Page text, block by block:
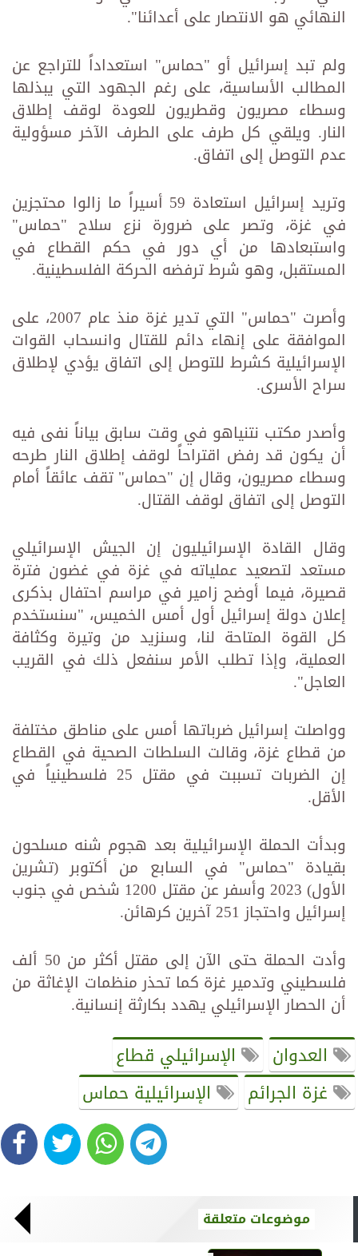
النهائي هو الانتصار على أعدائنا".
ولم تبد إسرائيل أو "حماس" استعداداً للتراجع عن
المطالب الأساسية، على رغم الجهود التي يبذلها
وسطاء مصريون وقطريون للعودة لوقف إطلاق
النار. ويلقي كل طرف على الطرف الآخر مسؤولية
عدم التوصل إلى اتفاق.
وتريد إسرائيل استعادة 59 أسيراً ما زالوا محتجزين
في غزة، وتصر على ضرورة نزع سلاح "حماس"
واستبعادها من أي دور في حكم القطاع في
المستقبل، وهو شرط ترفضه الحركة الفلسطينية.
وأصرت "حماس" التي تدير غزة منذ عام 2007، على
الموافقة على إنهاء دائم للقتال وانسحاب القوات
الإسرائيلية كشرط للتوصل إلى اتفاق يؤدي لإطلاق
سراح الأسرى.
وأصدر مكتب نتنياهو في وقت سابق بياناً نفى فيه
أن يكون قد رفض اقتراحاً لوقف إطلاق النار طرحه
وسطاء مصريون، وقال إن "حماس" تقف عائقاً أمام
التوصل إلى اتفاق لوقف القتال.
وقال القادة الإسرائيليون إن الجيش الإسرائيلي
مستعد لتصعيد عملياته في غزة في غضون فترة
قصيرة، فيما أوضح زامير في مراسم احتفال بذكرى
إعلان دولة إسرائيل أول أمس الخميس، "سنستخدم
كل القوة المتاحة لنا، وسنزيد من وتيرة وكثافة
العملية، وإذا تطلب الأمر سنفعل ذلك في القريب
العاجل".
وواصلت إسرائيل ضرباتها أمس على مناطق مختلفة
من قطاع غزة، وقالت السلطات الصحية في القطاع
إن الضربات تسببت في مقتل 25 فلسطينياً في
الأقل.
وبدأت الحملة الإسرائيلية بعد هجوم شنه مسلحون
بقيادة "حماس" في السابع من أكتوبر (تشرين
الأول) 2023 وأسفر عن مقتل 1200 شخص في جنوب
إسرائيل واحتجاز 251 آخرين كرهائن.
وأدت الحملة حتى الآن إلى مقتل أكثر من 50 ألف
فلسطيني وتدمير غزة كما تحذر منظمات الإغاثة من
أن الحصار الإسرائيلي يهدد بكارثة إنسانية.
العدوان
الإسرائيلي قطاع
غزة الجرائم
الإسرائيلية حماس
موضوعات متعلقة